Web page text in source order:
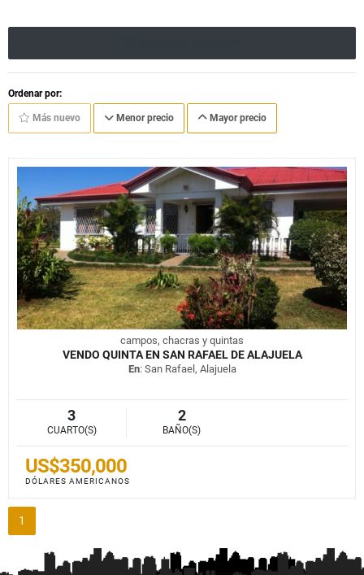
Ordenar por:
Más nuevo Menor precio Mayor precio
campos, chacras y quintas
VENDO QUINTA EN SAN RAFAEL DE ALAJUELA
En: San Rafael, Alajuela
3
CUARTO(S)
2
BAÑO(S)
US$350,000
DÓLARES AMERICANOS
1